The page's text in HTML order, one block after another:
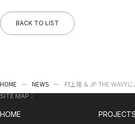
BACK TO LIST
HOME NEWS
村上隆 & JP THE WAVY
ト、MNNK Bro. (Takashi
SITE MAP：
HOME PROJECTS